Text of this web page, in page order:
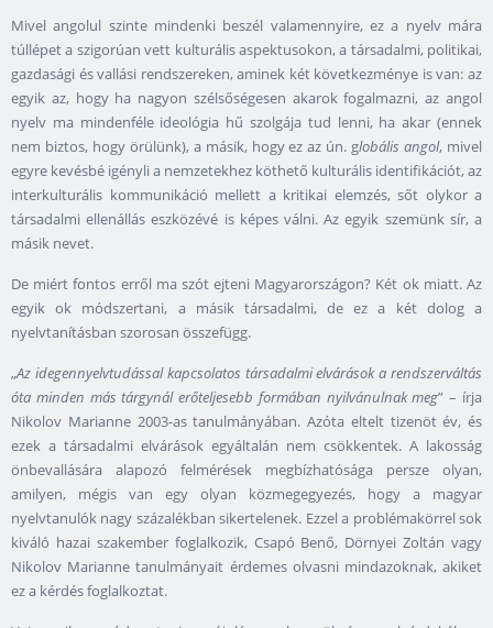
Mivel angolul szinte mindenki beszél valamennyire, ez a nyelv mára
túllépet a szigorúan vett kulturális aspektusokon, a társadalmi, politikai,
gazdasági és vallási rendszereken, aminek két következménye is van: az
egyik az, hogy ha nagyon szélsőségesen akarok fogalmazni, az angol
nyelv ma mindenféle ideológia hű szolgája tud lenni, ha akar (ennek
nem biztos, hogy örülünk), a másik, hogy ez az ún. globális angol, mivel
egyre kevésbé igényli a nemzetekhez köthető kulturális identifikációt, az
interkulturális kommunikáció mellett a kritikai elemzés, sőt olykor a
társadalmi ellenállás eszközévé is képes válni. Az egyik szemünk sír, a
másik nevet.
De miért fontos erről ma szót ejteni Magyarországon? Két ok miatt. Az
egyik ok módszertani, a másik társadalmi, de ez a két dolog a
nyelvtanításban szorosan összefügg.
„Az idegennyelvtudással kapcsolatos társadalmi elvárások a rendszerváltás
óta minden más tárgynál erőteljesebb formában nyilvánulnak meg” – írja
Nikolov Marianne 2003-as tanulmányában. Azóta eltelt tizenöt év, és
ezek a társadalmi elvárások egyáltalán nem csökkentek. A lakosság
önbevallására alapozó felmérések megbízhatósága persze olyan,
amilyen, mégis van egy olyan közmegegyezés, hogy a magyar
nyelvtanulók nagy százalékban sikertelenek. Ezzel a problémakörrel sok
kiváló hazai szakember foglalkozik, Csapó Benő, Dörnyei Zoltán vagy
Nikolov Marianne tanulmányait érdemes olvasni mindazoknak, akiket
ez a kérdés foglalkoztat.